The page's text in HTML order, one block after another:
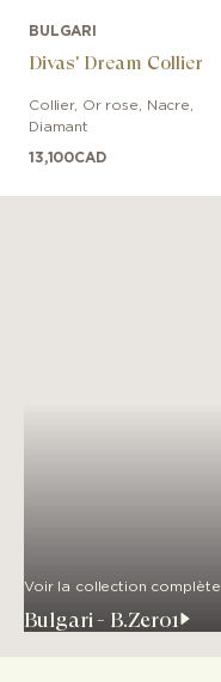
BULGARI
Divas' Dream Collier
Collier, Or rose
Nacre,
Diamant
13,100CAD
Voir la collection complète
Bulgari - B.Zero1